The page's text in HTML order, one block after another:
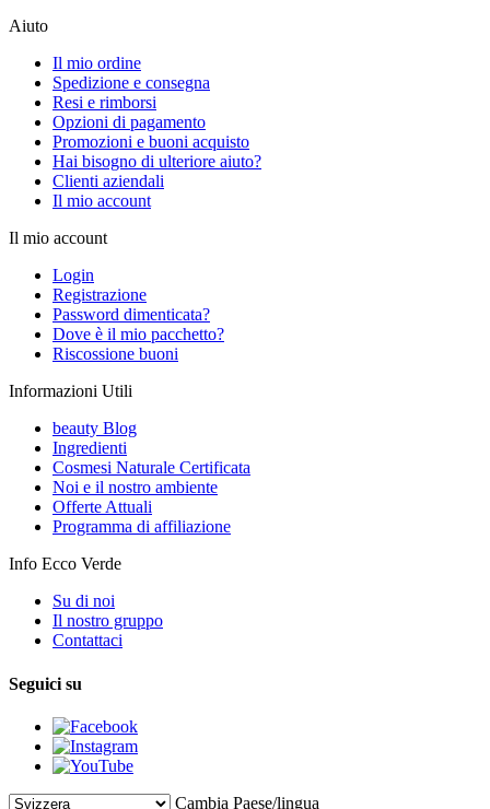
Aiuto
Il mio ordine
Spedizione e consegna
Resi e rimborsi
Opzioni di pagamento
Promozioni e buoni acquisto
Hai bisogno di ulteriore aiuto?
Clienti aziendali
Il mio account
Il mio account
Login
Registrazione
Password dimenticata?
Dove è il mio pacchetto?
Riscossione buoni
Informazioni Utili
beauty Blog
Ingredienti
Cosmesi Naturale Certificata
Noi e il nostro ambiente
Offerte Attuali
Programma di affiliazione
Info Ecco Verde
Su di noi
Il nostro gruppo
Contattaci
Seguici su
Cambia Paese/lingua